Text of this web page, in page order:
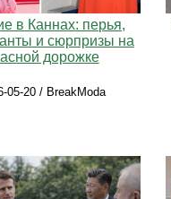
в Каннах: перья,
и сюрпризы на
дорожке
05-20 / BreakModa